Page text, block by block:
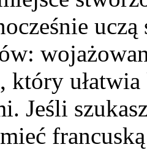
uczą
który
Jeśli